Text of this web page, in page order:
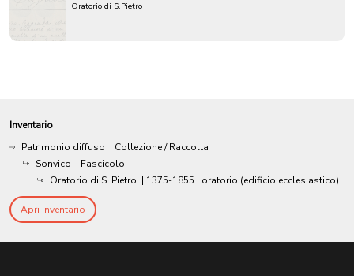
Oratorio di S.Pietro
Inventario
Patrimonio diffuso | Collezione / Raccolta
Sonvico | Fascicolo
Oratorio di S. Pietro | 1375-1855 | oratorio (edificio ecclesiastico)
Apri Inventario